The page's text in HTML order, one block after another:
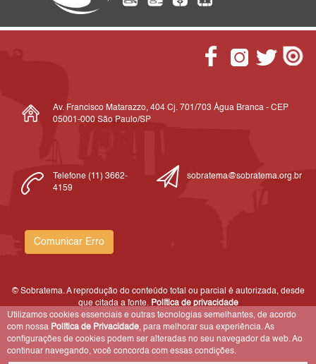
Av. Francisco Matarazzo, 404 Cj. 701/703 Água Branca - CEP
05001-000 São Paulo/SP
Telefone (11) 3662-
4159
sobratema@sobratema.org.br
Comunicar Erro
© Sobratema. A reprodução do conteúdo total ou parcial é autorizada, desde
que citada a fonte. Política de privacidade
Utilizamos cookies essenciais e outras tecnologias semelhantes, de acordo
com nossa Política de Privacidade, para melhorar sua experiência. As
configurações de cookies podem ser alteradas no seu navegador da web. Ao
continuar navegando, você concorda com essas condições.